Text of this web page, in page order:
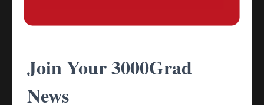
Join Your 3000Grad
News